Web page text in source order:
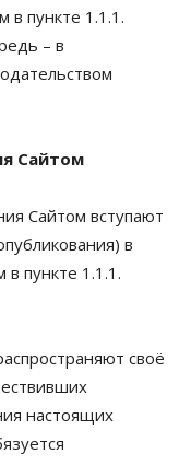
в пункте 1.1.1.
– в
Сайтом
Сайтом вступают
в
в пункте 1.1.1.
своё
настоящих